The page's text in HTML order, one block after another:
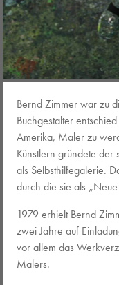
Bernd Zimmer war zu
Buchgestalter
Amerika, Maler zu
Künstlern gründete
als Selbsthilfegalerie.
durch die sie als
1979 erhielt Bernd
zwei Jahre auf
vor allem das
Malers.